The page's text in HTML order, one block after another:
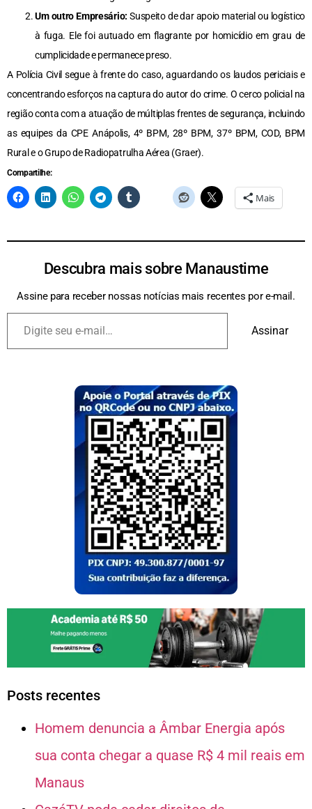
Um outro Empresário: Suspeito de dar apoio material ou logístico
à fuga. Ele foi autuado em flagrante por homicídio em grau de
cumplicidade e permanece preso.
A Polícia Civil segue à frente do caso, aguardando os laudos periciais e
concentrando esforços na captura do autor do crime. O cerco policial na
região conta com a atuação de múltiplas frentes de segurança, incluindo
as equipes da CPE Anápolis, 4º BPM, 28º BPM, 37º BPM, COD, BPM
Rural e o Grupo de Radiopatrulha Aérea (Graer).
Compartilhe:
Mais
Descubra mais sobre Manaustime
Assine para receber nossas notícias mais recentes por e-mail.
Assinar
Posts recentes
Homem denuncia a Âmbar Energia após
sua conta chegar a quase R$ 4 mil reais em
Manaus